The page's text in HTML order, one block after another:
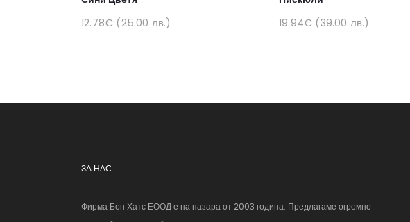
12.78€ (25.00 лв.)
19.94€ (39.00 лв.)
ЗА НАС
Фирма Бон Хатс ЕООД е на пазара от 2003 година. Предлагаме огромно